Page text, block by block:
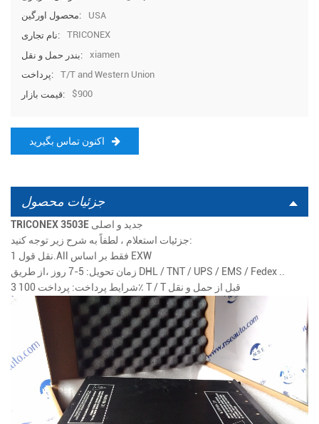
محصول اورگین:
USA
نام تجاری:
TRICONEX
بندر حمل و نقل:
xiamen
پرداخت:
T/T and Western Union
قیمت بازار:
$900
اکنون تماس بگیرید
جزئیات محصول
TRICONEX 3503E جدید و اصلی
جزئیات استعلام ، لطفاً به شرح زیر توجه کنید:
نقل قول 1.All فقط بر اساس EXW
زمان تحویل: 5-7 روز
،از طریق
DHL / TNT / UPS / EMS / Fedex ..
3
شرایط پرداخت: پرداخت 100٪ T / T قبل از حمل و نقل